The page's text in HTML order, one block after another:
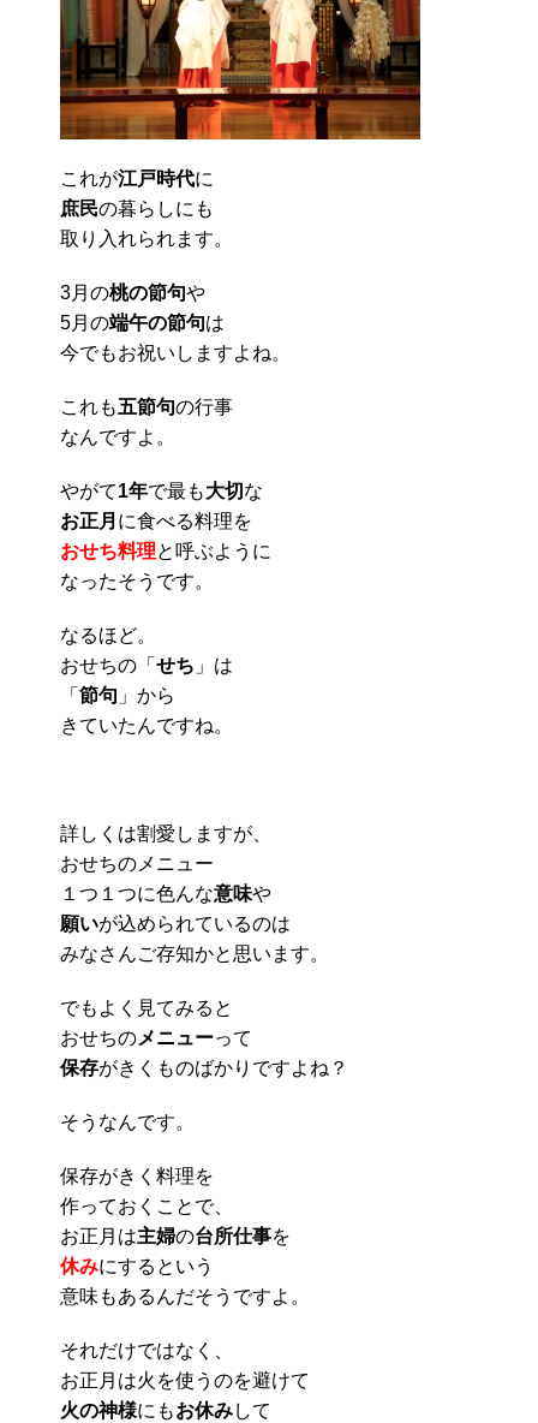
これが江戸時代に
庶民の暮らしにも
取り入れられます。
3月の桃の節句や
5月の端午の節句は
今でもお祝いしますよね。
これも五節句の行事
なんですよ。
やがて1年で最も大切な
お正月 に食べる料理を
おせち料理と呼ぶように
なったそうです。
なるほど。
おせちの「 せち 」は
「 節句 」から
きていたんですね。
詳しくは割愛しますが、
おせちのメニュー
１つ１つに色んな意味や
願いが込められているのは
みなさんご存知かと思います。
でもよく見てみると
おせちのメニューって
保存がきくものばかりですよね？
そうなんです。
保存がきく料理を
作っておくことで、
お正月は主婦の台所仕事を
休みにするという
意味もあるんだそうですよ。
それだけではなく、
お正月は火を使うのを避けて
火の神様にもお休みして